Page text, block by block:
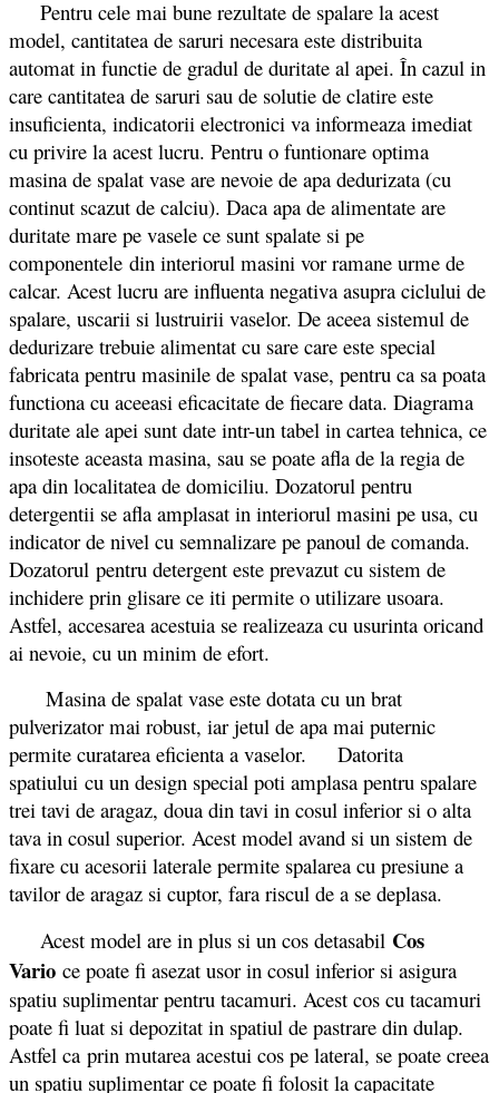
Pentru cele mai bune rezultate de spalare la acest
model, cantitatea de saruri necesara este distribuita
automat in functie de gradul de duritate al apei. În cazul in
care cantitatea de saruri sau de solutie de clatire este
insuficienta, indicatorii electronici va informeaza imediat
cu privire la acest lucru. Pentru o funtionare optima
masina de spalat vase are nevoie de apa dedurizata (cu
continut scazut de calciu). Daca apa de alimentate are
duritate mare pe vasele ce sunt spalate si pe
componentele din interiorul masini vor ramane urme de
calcar. Acest lucru are influenta negativa asupra ciclului de
spalare, uscarii si lustruirii vaselor. De aceea sistemul de
dedurizare trebuie alimentat cu sare care este special
fabricata pentru masinile de spalat vase, pentru ca sa poata
functiona cu aceeasi eficacitate de fiecare data. Diagrama
duritate ale apei sunt date intr-un tabel in cartea tehnica, ce
insoteste aceasta masina, sau se poate afla de la regia de
apa din localitatea de domiciliu. Dozatorul pentru
detergentii se afla amplasat in interiorul masini pe usa, cu
indicator de nivel cu semnalizare pe panoul de comanda.
Dozatorul pentru detergent este prevazut cu sistem de
inchidere prin glisare ce iti permite o utilizare usoara.
Astfel, accesarea acestuia se realizeaza cu usurinta oricand
ai nevoie, cu un minim de efort.
Masina de spalat vase este dotata cu un brat
pulverizator mai robust, iar jetul de apa mai puternic
permite curatarea eficienta a vaselor. Datorita
spatiului cu un design special poti amplasa pentru spalare
trei tavi de aragaz, doua din tavi in cosul inferior si o alta
tava in cosul superior. Acest model avand si un sistem de
fixare cu acesorii laterale permite spalarea cu presiune a
tavilor de aragaz si cuptor, fara riscul de a se deplasa.
Acest model are in plus si un cos detasabil Cos
Vario ce poate fi asezat usor in cosul inferior si asigura
spatiu suplimentar pentru tacamuri. Acest cos cu tacamuri
poate fi luat si depozitat in spatiul de pastrare din dulap.
Astfel ca prin mutarea acestui cos pe lateral, se poate creea
un spatiu suplimentar ce poate fi folosit la capacitate